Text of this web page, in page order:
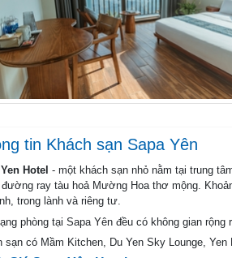
tin Khách sạn Sapa Yên
Hotel - một khách sạn nhỏ nằm tại trung
ray tàu hoả Mường Hoa thơ mộng.
trong lành và riêng tư.
phòng tại Sapa Yên đều có không gian
sạn có Mầm Kitchen, Du Yen Sky Lounge,